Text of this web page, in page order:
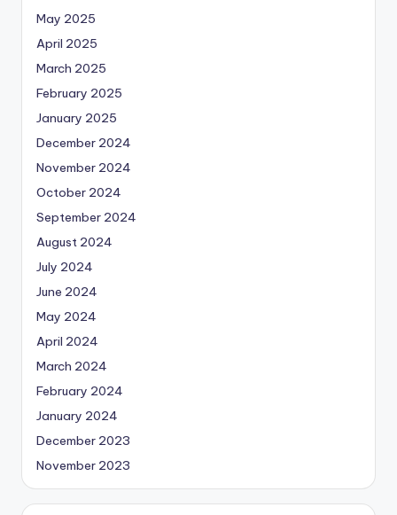
May 2025
April 2025
March 2025
February 2025
January 2025
December 2024
November 2024
October 2024
September 2024
August 2024
July 2024
June 2024
May 2024
April 2024
March 2024
February 2024
January 2024
December 2023
November 2023